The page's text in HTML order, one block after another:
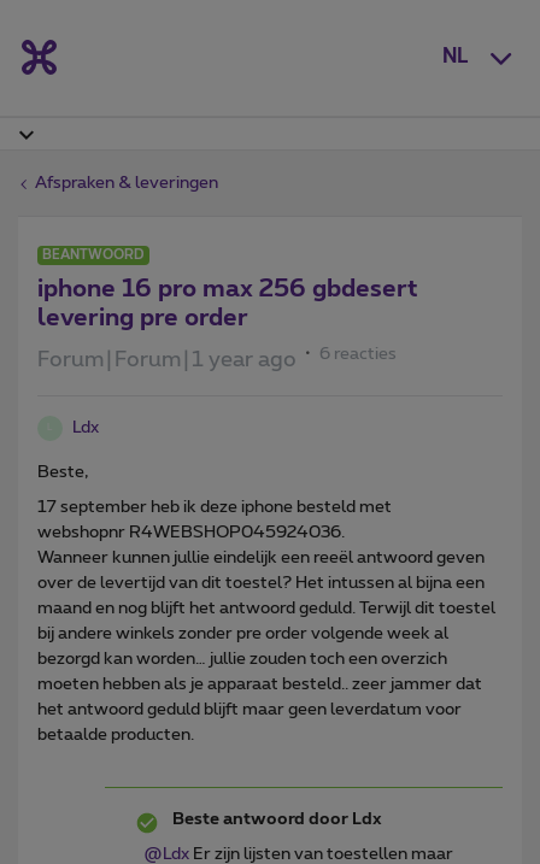
NL
Afspraken & leveringen
BEANTWOORD
iphone 16 pro max 256 gbdesert
levering pre order
Forum|Forum|1 year ago 6 reacties
Ldx
Beste,
17 september heb ik deze iphone besteld met
webshopnr R4WEBSHOP045924036.
Wanneer kunnen jullie eindelijk een reeël antwoord geven
over de levertijd van dit toestel? Het intussen al bijna een
maand en nog blijft het antwoord geduld. Terwijl dit toestel
bij andere winkels zonder pre order volgende week al
bezorgd kan worden… jullie zouden toch een overzich
moeten hebben als je apparaat besteld.. zeer jammer dat
het antwoord geduld blijft maar geen leverdatum voor
betaalde producten.
Beste antwoord door Ldx
@Ldx Er zijn lijsten van toestellen maar